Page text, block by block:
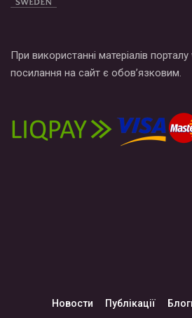
При використанні матеріалів
посилання на сайт є обов’язковим.
Новости Публікації